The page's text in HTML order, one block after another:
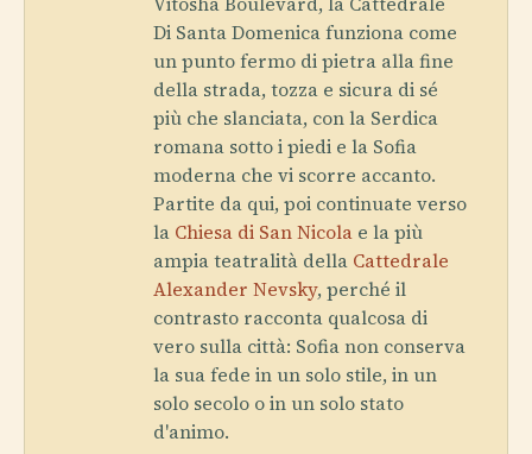
Di Santa Domenica funziona come
un punto fermo di pietra alla fine
della strada, tozza e sicura di sé
più che slanciata, con la Serdica
romana sotto i piedi e la Sofia
moderna che vi scorre accanto.
Partite da qui, poi continuate verso
la Chiesa di San Nicola e la più
ampia teatralità della Cattedrale
Alexander Nevsky, perché il
contrasto racconta qualcosa di
vero sulla città: Sofia non conserva
la sua fede in un solo stile, in un
solo secolo o in un solo stato
d'animo.